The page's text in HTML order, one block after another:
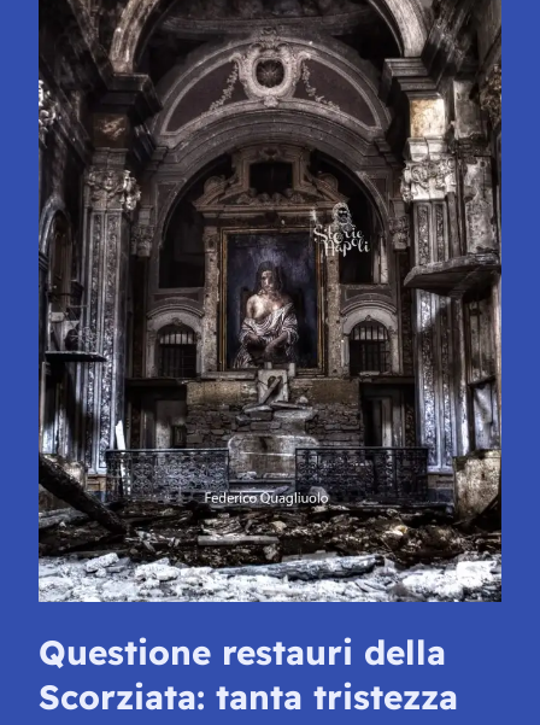
Questione restauri della
Scorziata: tanta tristezza